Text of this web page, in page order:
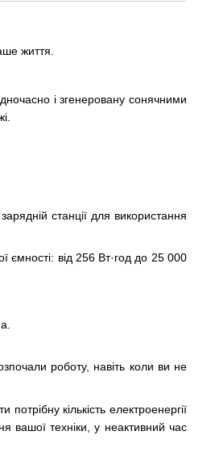
життя.
і згенеровану сонячними
станції для використання
ємності: від 256 Вт·год до 25 000
роботу, навіть коли ви не
кількість електроенергії
вашої техніки, у неактивний час